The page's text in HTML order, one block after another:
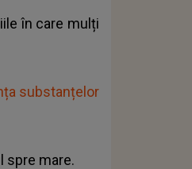
în care mulți
substanțelor
spre mare.